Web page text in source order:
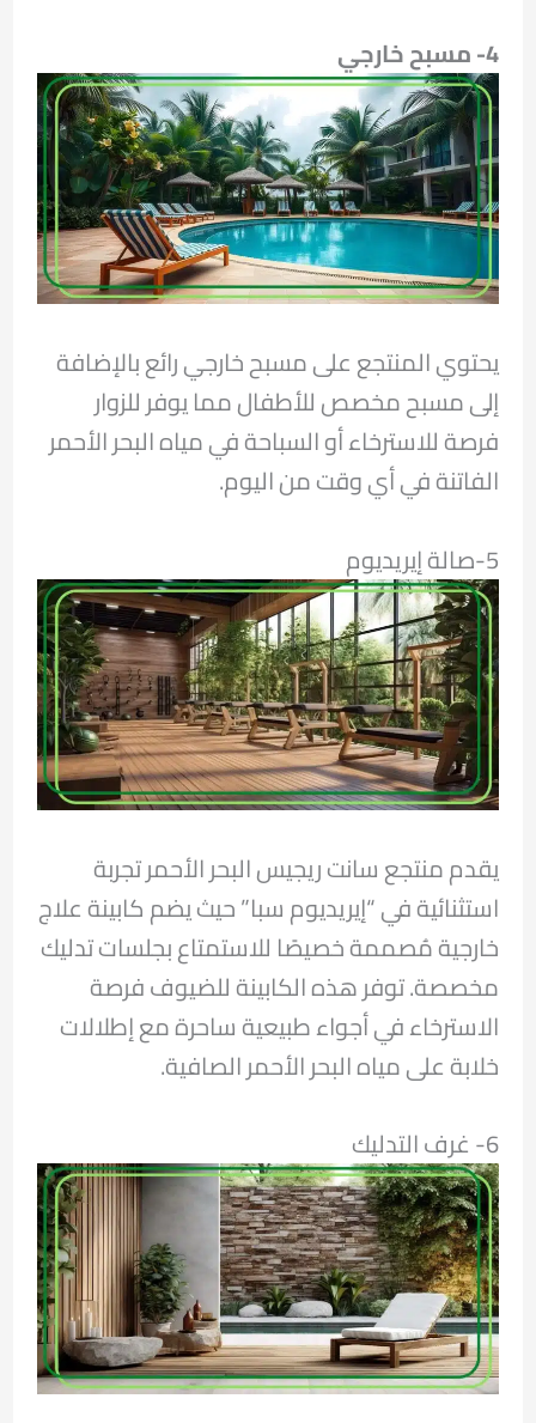
4- مسبح خارجي
يحتوي المنتجع على مسبح خارجي رائع بالإضافة
إلى مسبح مخصص للأطفال مما يوفر للزوار
فرصة للاسترخاء أو السباحة في مياه البحر الأحمر
الفاتنة في أي وقت من اليوم.
5-صالة إيريديوم
يقدم منتجع سانت ريجيس البحر الأحمر تجربة
استثنائية في “إيريديوم سبا” حيث يضم كابينة علاج
خارجية مُصممة خصيصًا للاستمتاع بجلسات تدليك
مخصصة. توفر هذه الكابينة للضيوف فرصة
الاسترخاء في أجواء طبيعية ساحرة مع إطلالات
خلابة على مياه البحر الأحمر الصافية.
6- غرف التدليك